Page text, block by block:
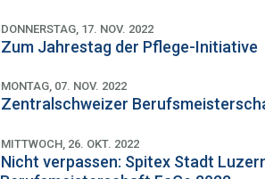
DONNERSTAG, 17. NOV. 2022
Zum Jahrestag der Pflege-Initiative
MONTAG, 07. NOV. 2022
Zentralschweizer
MITTWOCH, 26. OKT. 2022
Nicht verpassen: Spitex Stadt